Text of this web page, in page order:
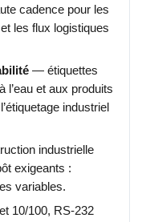
cadence pour les
les flux logistiques
— étiquettes
l’eau et aux produits
industriel
industrielle
exigeants :
variables.
10/100, RS-232